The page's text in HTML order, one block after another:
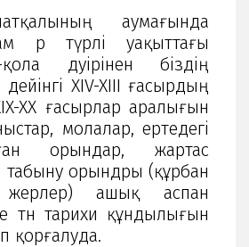
аумағында
әр түрлі уақыттағы
қола дәуірінен біздің
XIV-XIII ғасырдың
XX ғасырлар аралығын
молалар, ертедегі
орындар, жартас
табыну орындры (құрбан
жерлер) ашық аспан
тән тарихи құндылығын
қорғалуда.